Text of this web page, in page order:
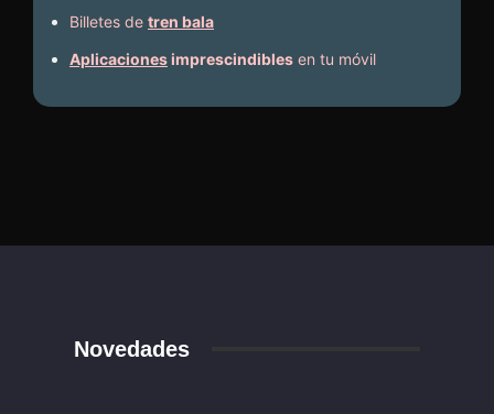
Billetes de tren bala
Aplicacionesimprescindibles en tu móvil
Novedades